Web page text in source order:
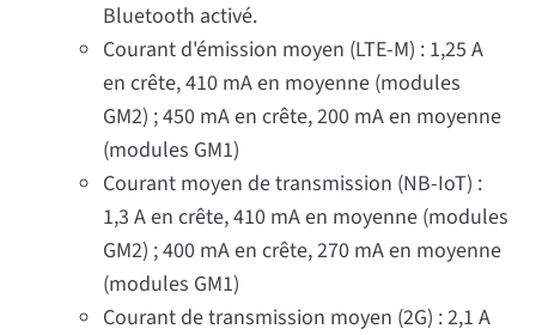
Bluetooth activé.
Courant d'émission moyen (LTE-M) : 1,25 A
en crête, 410 mA en moyenne (modules
GM2) ; 450 mA en crête, 200 mA en moyenne
(modules GM1)
Courant moyen de transmission (NB-IoT) :
1,3 A en crête, 410 mA en moyenne (modules
GM2) ; 400 mA en crête, 270 mA en moyenne
(modules GM1)
Courant de transmission moyen (2G) : 2,1 A